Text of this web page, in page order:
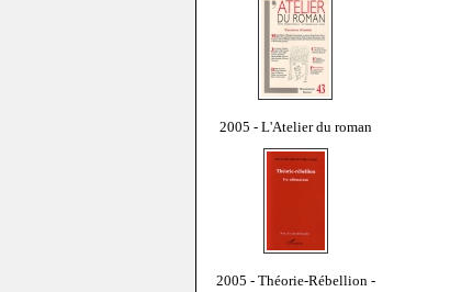
2005 - L'Atelier du roman
2005 - Théorie-Rébellion -